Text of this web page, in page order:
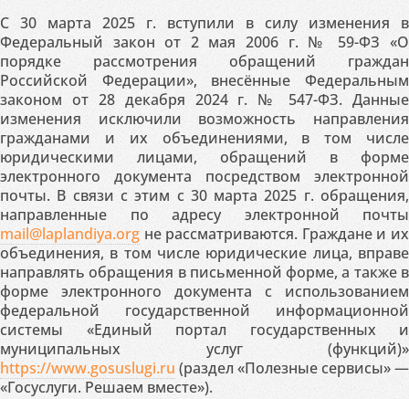
С 30 марта 2025 г. вступили в силу изменения в
Федеральный закон от 2 мая 2006 г. № 59-ФЗ «О
порядке рассмотрения обращений граждан
Российской Федерации», внесённые Федеральным
законом от 28 декабря 2024 г. № 547-ФЗ. Данные
изменения исключили возможность направления
гражданами и их объединениями, в том числе
юридическими лицами, обращений в форме
электронного документа посредством электронной
почты. В связи с этим с 30 марта 2025 г. обращения,
направленные по адресу электронной почты
mail@laplandiya.org не рассматриваются. Граждане и их
объединения, в том числе юридические лица, вправе
направлять обращения в письменной форме, а также в
форме электронного документа с использованием
федеральной государственной информационной
системы «Единый портал государственных и
муниципальных услуг (функций)»
https://www.gosuslugi.ru (раздел «Полезные сервисы» —
«Госуслуги. Решаем вместе»).